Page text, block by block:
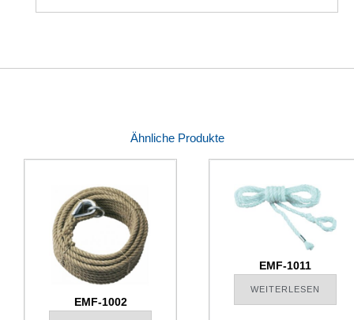
Ähnliche Produkte
EMF-1002
EMF-1011
WEITERLESEN